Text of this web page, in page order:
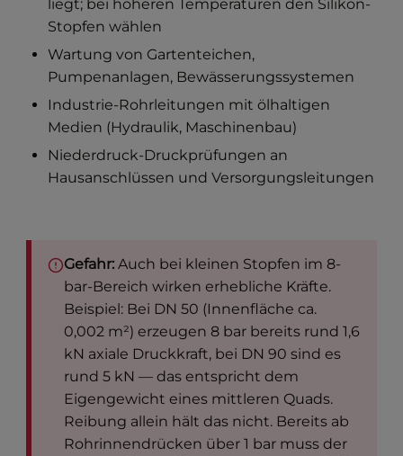
liegt; bei höheren Temperaturen den Silikon-
Stopfen wählen
Wartung von Gartenteichen,
Pumpenanlagen, Bewässerungssystemen
Industrie-Rohrleitungen mit ölhaltigen
Medien (Hydraulik, Maschinenbau)
Niederdruck-Druckprüfungen an
Hausanschlüssen und Versorgungsleitungen
Gefahr: Auch bei kleinen Stopfen im 8-
bar-Bereich wirken erhebliche Kräfte.
Beispiel: Bei DN 50 (Innenfläche ca.
0,002 m²) erzeugen 8 bar bereits rund 1,6
kN axiale Druckkraft, bei DN 90 sind es
rund 5 kN — das entspricht dem
Eigengewicht eines mittleren Quads.
Reibung allein hält das nicht. Bereits ab
Rohrinnendrücken über 1 bar muss der